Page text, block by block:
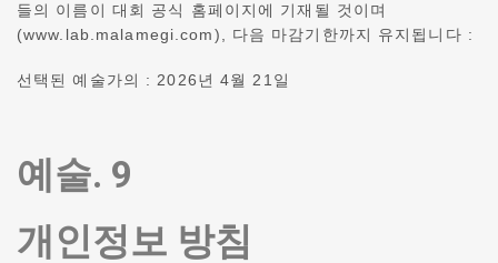
들의 이름이 대회 공식 홈페이지에 기재될 것이며
(www.lab.malamegi.com), 다음 마감기한까지 유지됩니다 :
선택된 예술가의 : 2026년 4월 21일
예술. 9
개인정보 방침